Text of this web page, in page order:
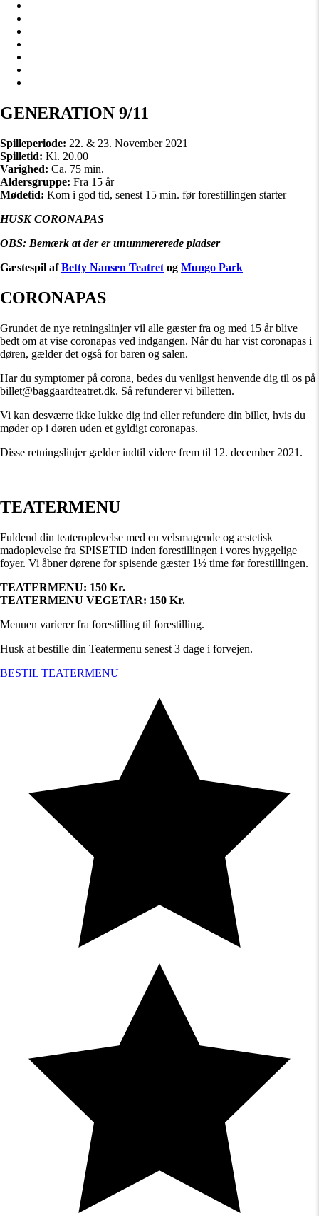
GENERATION 9/11
Spilleperiode: 22. & 23. November 2021
Spilletid: Kl. 20.00
Varighed: Ca. 75 min.
Aldersgruppe: Fra 15 år
Mødetid: Kom i god tid, senest 15 min. før forestillingen starter
HUSK CORONAPAS
OBS: Bemærk at der er unummererede pladser
Gæstespil afBetty Nansen Teatret og Mungo Park
CORONAPAS
Grundet de nye retningslinjer vil alle gæster fra og med 15 år blive
bedt om at vise coronapas ved indgangen. Når du har vist coronapas i
døren, gælder det også for baren og salen.
Har du symptomer på corona, bedes du venligst henvende dig til os på
billet@baggaardteatret.dk. Så refunderer vi billetten.
Vi kan desværre ikke lukke dig ind eller refundere din billet, hvis du
møder op i døren uden et gyldigt coronapas.
Disse retningslinjer gælder indtil videre frem til 12. december 2021.
TEATERMENU
Fuldend din teateroplevelse med en velsmagende og æstetisk
madoplevelse fra SPISETID inden forestillingen i vores hyggelige
foyer. Vi åbner dørene for spisende gæster 1½ time før forestillingen.
TEATERMENU: 150 Kr.
TEATERMENU VEGETAR: 150 Kr.
Menuen varierer fra forestilling til forestilling.
Husk at bestille din Teatermenu senest 3 dage i forvejen.
BESTIL TEATERMENU